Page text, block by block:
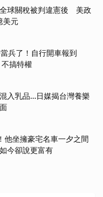
球關稅被判違憲後 美政
美元
兵了！自行開車報到
不搞特權
入乳品...日媒揭台灣養樂
他坐擁豪宅名車一夕之間
今卻說更富有